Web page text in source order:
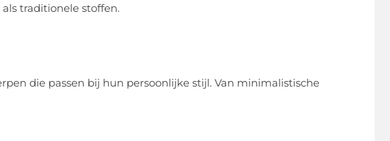
traditionele stoffen.
die passen bij hun persoonlijke stijl. Van minimalistische